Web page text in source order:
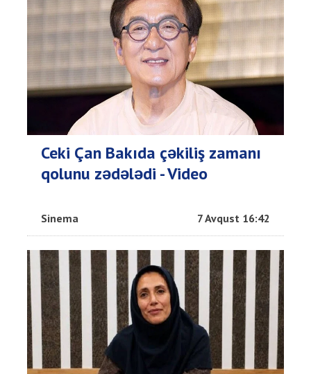
Ceki Çan Bakıda çəkiliş zamanı
qolunu zədələdi - Video
Sinema 7 Avqust 16:42